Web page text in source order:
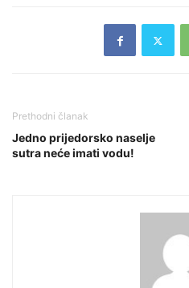
Prethodni članak
Jedno prijedorsko naselje
sutra neće imati vodu!